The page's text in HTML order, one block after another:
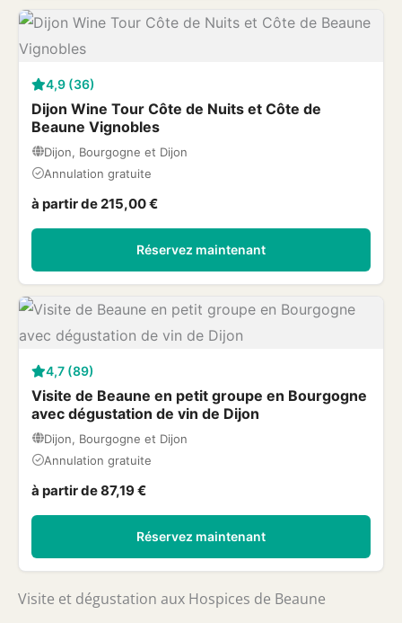
4,9 (36)
Dijon Wine Tour Côte de Nuits et Côte de
Beaune Vignobles
Dijon, Bourgogne et Dijon
Annulation gratuite
à partir de 215,00 €
Réservez maintenant
4,7 (89)
Visite de Beaune en petit groupe en Bourgogne
avec dégustation de vin de Dijon
Dijon, Bourgogne et Dijon
Annulation gratuite
à partir de 87,19 €
Réservez maintenant
Visite et dégustation aux Hospices de Beaune